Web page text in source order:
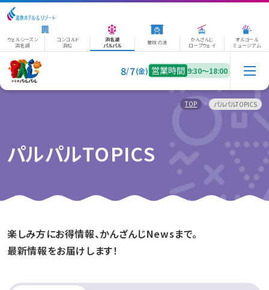
ウェルシーズン
浜名湖
コンコルド
浜松
浜名湖
パルパル
華咲の湯
かんざんじ
ロープウェイ
オルゴール
ミュージアム
8/7(金) 営業時間 9:30〜18:00
TOP パルパルTOPICS
パルパルTOPICS
楽しみ方にお得情報、かんざんじNewsまで。
最新情報をお届けします！